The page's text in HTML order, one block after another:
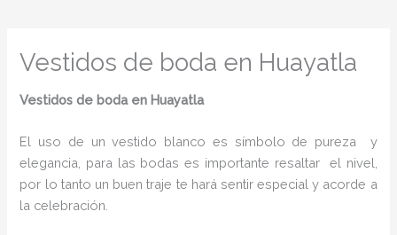
Vestidos de boda en Huayatla
Vestidos de boda en Huayatla
El uso de un vestido blanco es símbolo de pureza y
elegancia, para las bodas es importante resaltar el nivel,
por lo tanto un buen traje te hará sentir especial y acorde a
la celebración.